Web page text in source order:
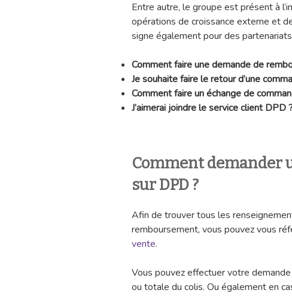
Entre autre, le groupe est présent à
opérations de croissance externe et
signe également pour des
Comment faire une demande de
Je souhaite faire le retour d’une
Comment faire un échange de
J’aimerai joindre le service client DPD
Comment demander
sur DPD ?
Afin de trouver tous les
remboursement, vous pouvez vous
vente.
Vous pouvez effectuer votre
ou totale du colis. Ou également en